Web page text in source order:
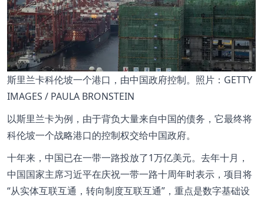
斯里兰卡科伦坡一个港口，由中国政府控制。照片：GETTY
IMAGES / PAULA BRONSTEIN
以斯里兰卡为例，由于背负大量来自中国的债务，它最终将
科伦坡一个战略港口的控制权交给中国政府。
十年来，中国已在一带一路投放了1万亿美元。去年十月，
中国国家主席习近平在庆祝一带一路十周年时表示，项目将
从实体互联互通，转向制度互联互通
，重点是数字基础设